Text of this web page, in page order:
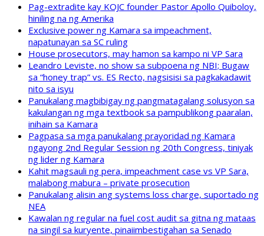
Pag-extradite kay KOJC founder Pastor Apollo Quiboloy,
hiniling na ng Amerika
Exclusive power ng Kamara sa impeachment,
napatunayan sa SC ruling
House prosecutors, may hamon sa kampo ni VP Sara
Leandro Leviste, no show sa subpoena ng NBI; Bugaw
sa “honey trap” vs. ES Recto, nagsisisi sa pagkakadawit
nito sa isyu
Panukalang magbibigay ng pangmatagalang solusyon sa
kakulangan ng mga textbook sa pampublikong paaralan,
inihain sa Kamara
Pagpasa sa mga panukalang prayoridad ng Kamara
ngayong 2nd Regular Session ng 20th Congress, tiniyak
ng lider ng Kamara
Kahit magsauli ng pera, impeachment case vs VP Sara,
malabong mabura – private prosecution
Panukalang alisin ang systems loss charge, suportado ng
NEA
Kawalan ng regular na fuel cost audit sa gitna ng mataas
na singil sa kuryente, pinaiimbestigahan sa Senado